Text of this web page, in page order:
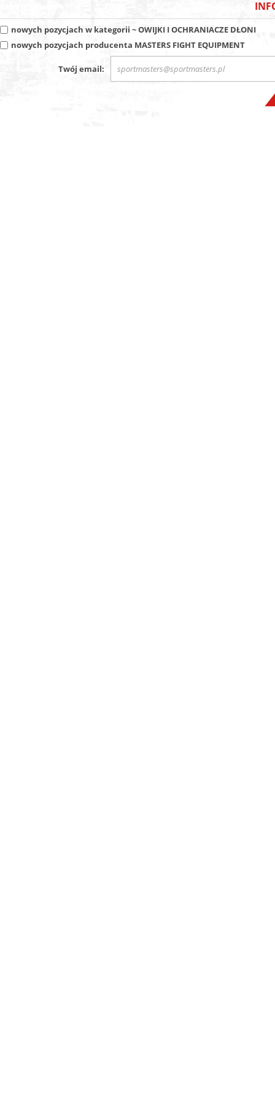
nowych pozycjach w kategorii ~ OWIJKI I OCHRANIACZE DŁONI
nowych pozycjach producenta MASTERS FIGHT EQUIPMENT
Twój email: